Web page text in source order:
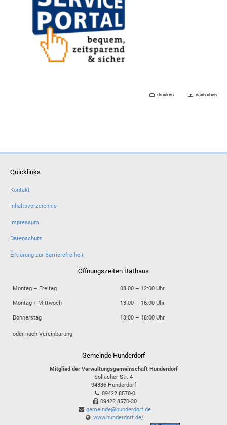
drucken nach oben
Quicklinks
Kontakt
Inhaltsverzeichnis
Impressum
Datenschutz
Erklärung zur Barrierefreiheit
Öffnungszeiten Rathaus
Montag – Freitag
08:00 – 12:00 Uhr
Montag + Mittwoch
13:00 – 16:00 Uhr
Donnerstag
13:00 – 18:00 Uhr
oder nach Vereinbarung
Gemeinde Hunderdorf
Mitglied der Verwaltungsgemeinschaft Hunderdorf
Sollacher Str. 4
94336 Hunderdorf
09422 8570-0
09422 8570-30
gemeinde@hunderdorf.de
www.hunderdorf.de/